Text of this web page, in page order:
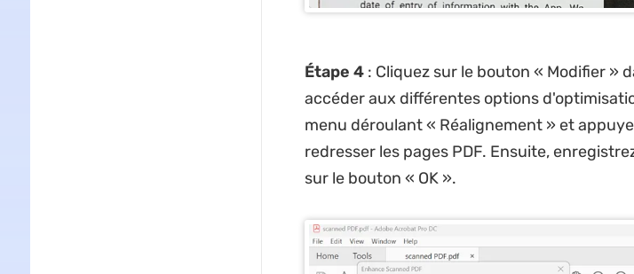
Étape 4: Cliquez sur le bouton « Modifier »
accéder aux différentes options
menu déroulant « Réalignement » et
redresser les pages PDF. Ensuite,
sur le bouton « OK ».